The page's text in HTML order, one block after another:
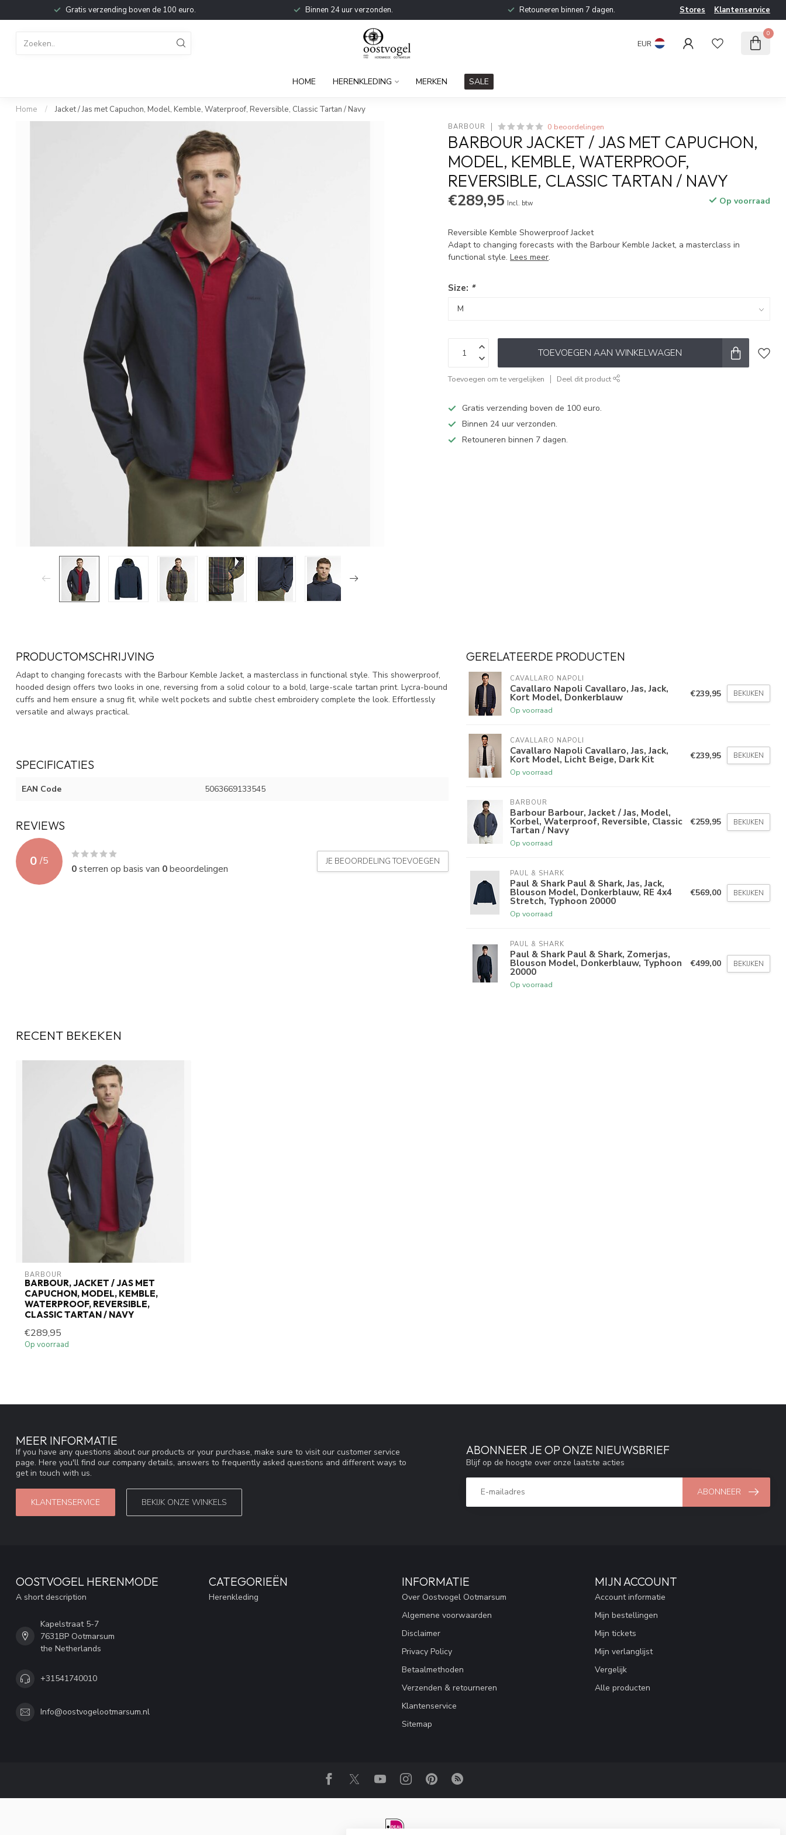
Gratis verzending boven de 100 euro. Binnen 24 uur verzonden. Retouneren binnen 7 dagen. Stores Klantenservice
EUR
0
HOME HERENKLEDING MERKEN SALE
Home / Jacket / Jas met Capuchon, Model, Kemble, Waterproof, Reversible, Classic Tartan / Navy
BARBOUR 0 beoordelingen
BARBOUR JACKET / JAS MET CAPUCHON,
MODEL, KEMBLE, WATERPROOF,
REVERSIBLE, CLASSIC TARTAN / NAVY
€289,95 Incl. btw Op voorraad
Reversible Kemble Showerproof Jacket
Adapt to changing forecasts with the Barbour Kemble Jacket, a masterclass in
functional style.Lees meer.
Size: *
TOEVOEGEN AAN WINKELWAGEN
Toevoegen om te vergelijken Deel dit product
Gratis verzending boven de 100 euro.
Binnen 24 uur verzonden.
Retouneren binnen 7 dagen.
PRODUCTOMSCHRIJVING
Adapt to changing forecasts with the Barbour Kemble Jacket, a masterclass in functional style. This showerproof,
hooded design offers two looks in one, reversing from a solid colour to a bold, large-scale tartan print. Lycra-bound
cuffs and hem ensure a snug fit, while welt pockets and subtle chest embroidery complete the look. Effortlessly
versatile and always practical.
SPECIFICATIES
EAN Code 5063669133545
REVIEWS
0 /5
0sterren op basis van 0beoordelingen
JE BEOORDELING TOEVOEGEN
GERELATEERDE PRODUCTEN
CAVALLARO NAPOLI
Cavallaro Napoli Cavallaro, Jas, Jack,
Kort Model, Donkerblauw
Op voorraad
€239,95 BEKIJKEN
CAVALLARO NAPOLI
Cavallaro Napoli Cavallaro, Jas, Jack,
Kort Model, Licht Beige, Dark Kit
Op voorraad
€239,95 BEKIJKEN
BARBOUR
Barbour Barbour, Jacket / Jas, Model,
Korbel, Waterproof, Reversible, Classic
Tartan / Navy
Op voorraad
€259,95 BEKIJKEN
PAUL & SHARK
Paul & Shark Paul & Shark, Jas, Jack,
Blouson Model, Donkerblauw, RE 4x4
Stretch, Typhoon 20000
Op voorraad
€569,00 BEKIJKEN
PAUL & SHARK
Paul & Shark Paul & Shark, Zomerjas,
Blouson Model, Donkerblauw, Typhoon
20000
Op voorraad
€499,00 BEKIJKEN
RECENT BEKEKEN
BARBOUR
BARBOUR, JACKET / JAS MET
CAPUCHON, MODEL, KEMBLE,
WATERPROOF, REVERSIBLE,
CLASSIC TARTAN / NAVY
€289,95
Op voorraad
MEER INFORMATIE
If you have any questions about our products or your purchase, make sure to visit our customer service
page. Here you'll find our company details, answers to frequently asked questions and different ways to
get in touch with us.
KLANTENSERVICE BEKIJK ONZE WINKELS
ABONNEER JE OP ONZE NIEUWSBRIEF
Blijf op de hoogte over onze laatste acties
ABONNEER
OOSTVOGEL HERENMODE
A short description
Kapelstraat 5-7
7631BP Ootmarsum
the Netherlands
+31541740010
Info@oostvogelootmarsum.nl
CATEGORIEËN
Herenkleding
INFORMATIE
Over Oostvogel Ootmarsum
Algemene voorwaarden
Disclaimer
Privacy Policy
Betaalmethoden
Verzenden & retourneren
Klantenservice
Sitemap
MIJN ACCOUNT
Account informatie
Mijn bestellingen
Mijn tickets
Mijn verlanglijst
Vergelijk
Alle producten